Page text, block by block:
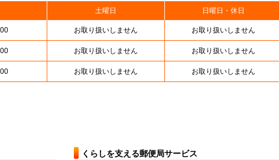
土曜日 日曜日・休日
お取り扱いしません お取り扱いしません
お取り扱いしません お取り扱いしません
お取り扱いしません お取り扱いしません
くらしを支える郵便局サービス